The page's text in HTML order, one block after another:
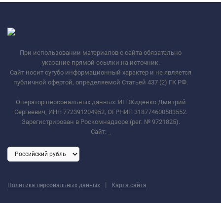
При использовании материалов с сайта обязательно
указание прямой ссылки на источник.
Сайт носит сугубо информационный характер и не является
публичной офертой, определяемой Статьей 437 (2) ГК РФ.
Оператор персональных данных: ИП Жиденко Дмитрий
Сергеевич, ИНН 772391204952, ОГРНИП 318774600583552.
Зарегистрирован в Роскомнадзоре (рег. № 9721825).
Сайт:
Политика персональных данных | Карта сайта